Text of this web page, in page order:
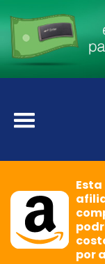
por